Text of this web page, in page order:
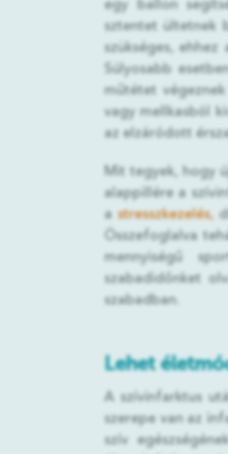
egy ballon
sztentet ültetnek
szükséges,
Súlyosabb
műtétet
vagy mellkasból
az elzáródott
Mit tegyek, hogy
alappillére a
a stresszkezelés,
Összefoglalva
mennyiségű
szabadidőnket
szabadban.
Lehet
A szívinfarktus
szerepe van az
szív